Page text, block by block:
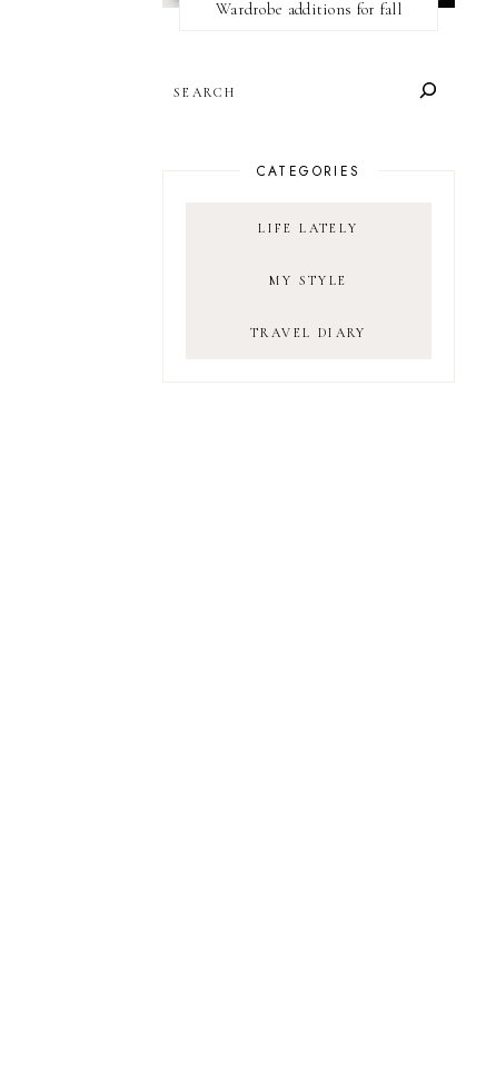
Wardrobe additions for fall
CATEGORIES
LIFE LATELY
MY STYLE
TRAVEL DIARY